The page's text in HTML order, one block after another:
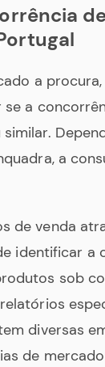
a
a
a
de venda
identificar a
sob
diversas
de mercado